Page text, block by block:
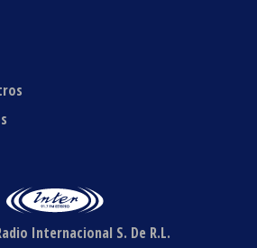
Internacional S. De R.L.